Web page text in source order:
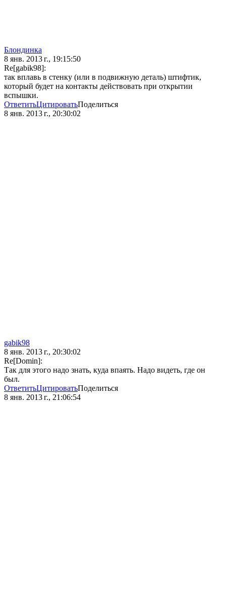
Блoндинка
8 янв. 2013 г., 19:15:50
Re[gabik98]:
так вплавь в стенку (или в подвижную деталь) штифтик,
который будет на контакты действовать при открытии
вспышки.
ОтветитьЦитироватьПоделиться
8 янв. 2013 г., 20:30:02
gabik98
8 янв. 2013 г., 20:30:02
Re[Domin]:
Так для этого надо знать, куда впаять. Надо видеть, где он
был.
ОтветитьЦитироватьПоделиться
8 янв. 2013 г., 21:06:54